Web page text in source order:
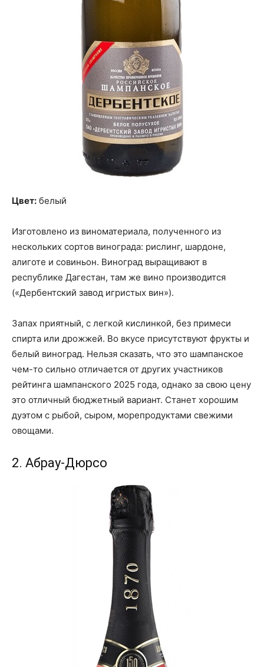
Цвет: белый
Изготовлено из виноматериала, полученного из
нескольких сортов винограда: рислинг, шардоне,
алиготе и совиньон. Виноград выращивают в
республике Дагестан, там же вино производится
(«Дербентский завод игристых вин»).
Запах приятный, с легкой кислинкой, без примеси
спирта или дрожжей. Во вкусе присутствуют фрукты и
белый виноград. Нельзя сказать, что это шампанское
чем-то сильно отличается от других участников
рейтинга шампанского 2025 года, однако за свою цену
это отличный бюджетный вариант. Станет хорошим
дуэтом с рыбой, сыром, морепродуктами свежими
овощами.
2. Абрау-Дюрсо